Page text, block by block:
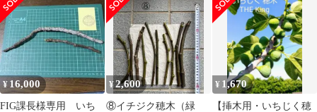
者向け
¥ 16,000
FIG課長様専用 いち
¥2,600
⑧イチジク穂木（緑
¥ 1,670
【挿木用・いちじく穂